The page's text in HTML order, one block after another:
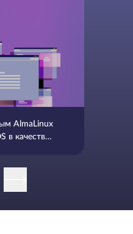
AlmaLinux
в качестве